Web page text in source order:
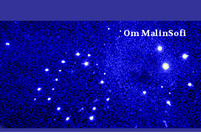
Om MalinSofi